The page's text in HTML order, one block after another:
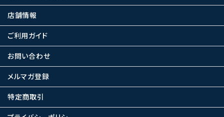
店舗情報
ご利用ガイド
お問い合わせ
メルマガ登録
特定商取引